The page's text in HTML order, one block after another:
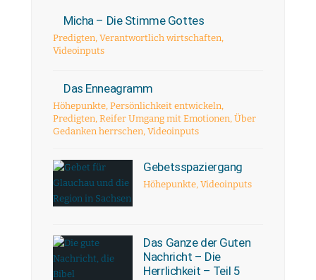
Micha – Die Stimme Gottes
Predigten, Verantwortlich wirtschaften,
Videoinputs
Das Enneagramm
Höhepunkte, Persönlichkeit entwickeln,
Predigten, Reifer Umgang mit Emotionen, Über
Gedanken herrschen, Videoinputs
Gebetsspaziergang
Höhepunkte,Videoinputs
Das Ganze der Guten
Nachricht – Die
Herrlichkeit – Teil 5